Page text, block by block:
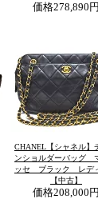
価格278,890円
CHANEL【シャネル】
ンショルダーバッグ
ッセ ブラック レデ
【中古】
価格208,000円